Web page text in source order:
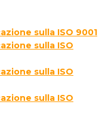
sulla ISO 9001
sulla ISO
sulla ISO
sulla ISO